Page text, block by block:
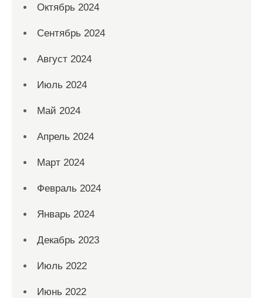
Октябрь 2024
Сентябрь 2024
Август 2024
Июль 2024
Май 2024
Апрель 2024
Март 2024
Февраль 2024
Январь 2024
Декабрь 2023
Июль 2022
Июнь 2022